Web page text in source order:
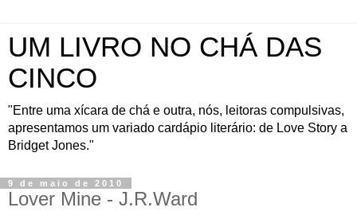
UM LIVRO NO CHÁ DAS
CINCO
"Entre uma xícara de chá e outra, nós, leitoras compulsivas,
apresentamos um variado cardápio literário: de Love Story a
Bridget Jones."
9 de maio de 2010
Lover Mine - J.R.Ward